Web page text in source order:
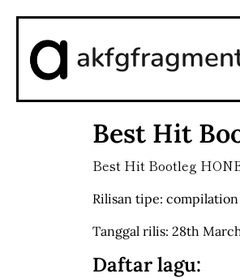
Best Hit
Best Hit Bootleg
Rilisan tipe: compilation
Tanggal rilis: 28th
Daftar lagu: